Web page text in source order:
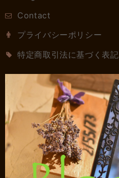
Contact
プライバシーポリシー
特定商取引法に基づく表記